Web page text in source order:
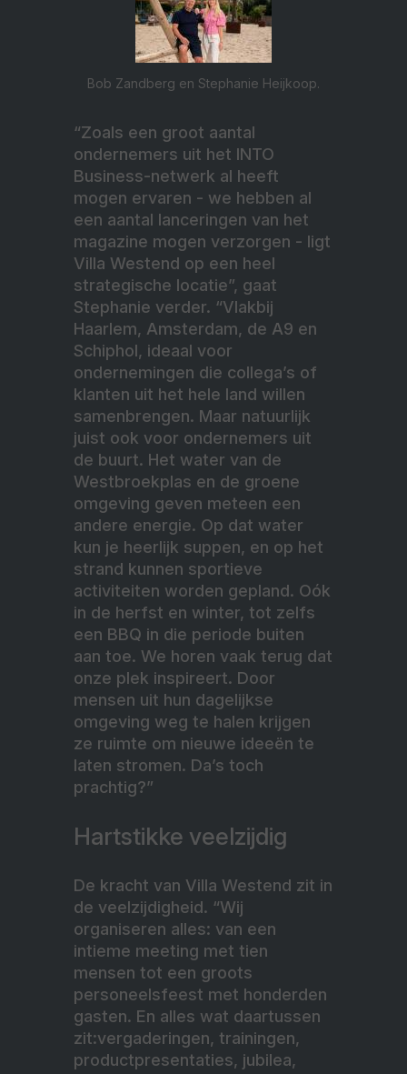
Bob Zandberg en Stephanie Heijkoop.
“Zoals een groot aantal
ondernemers uit het INTO
Business-netwerk al heeft
mogen ervaren - we hebben al
een aantal lanceringen van het
magazine mogen verzorgen - ligt
Villa Westend op een heel
strategische locatie”, gaat
Stephanie verder. “Vlakbij
Haarlem, Amsterdam, de A9 en
Schiphol, ideaal voor
ondernemingen die collega’s of
klanten uit het hele land willen
samenbrengen. Maar natuurlijk
juist ook voor ondernemers uit
de buurt. Het water van de
Westbroekplas en de groene
omgeving geven meteen een
andere energie. Op dat water
kun je heerlijk suppen, en op het
strand kunnen sportieve
activiteiten worden gepland. Oók
in de herfst en winter, tot zelfs
een BBQ in die periode buiten
aan toe. We horen vaak terug dat
onze plek inspireert. Door
mensen uit hun dagelijkse
omgeving weg te halen krijgen
ze ruimte om nieuwe ideeën te
laten stromen. Da’s toch
prachtig?”
Hartstikke veelzijdig
De kracht van Villa Westend zit in
de veelzijdigheid. “Wij
organiseren alles: van een
intieme meeting met tien
mensen tot een groots
personeelsfeest met honderden
gasten. En alles wat daartussen
zit:vergaderingen, trainingen,
productpresentaties, jubilea,